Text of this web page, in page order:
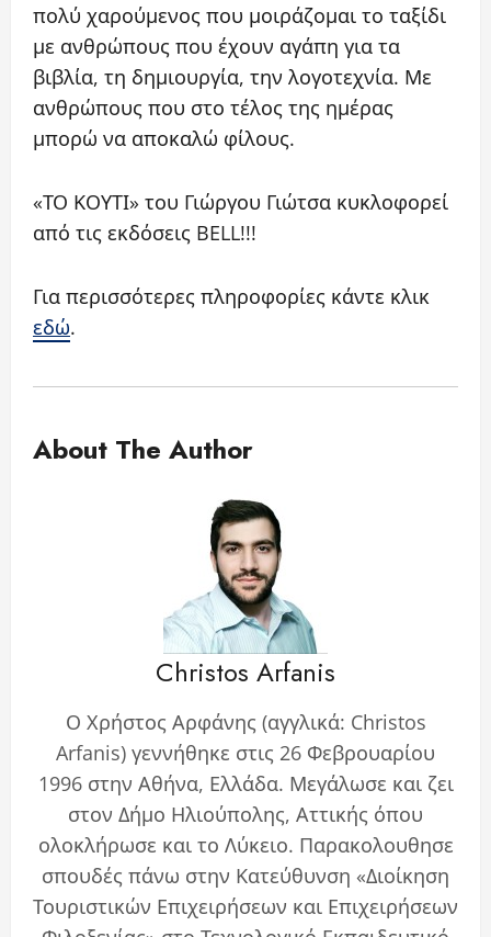
πολύ χαρούμενος που μοιράζομαι το ταξίδι
με ανθρώπους που έχουν αγάπη για τα
βιβλία, τη δημιουργία, την λογοτεχνία. Με
ανθρώπους που στο τέλος της ημέρας
μπορώ να αποκαλώ φίλους.
«ΤΟ ΚΟΥΤΙ» του Γιώργου Γιώτσα κυκλοφορεί
από τις εκδόσεις BELL!!!
Για περισσότερες πληροφορίες κάντε κλικ
εδώ.
About The Author
Christos Arfanis
Ο Χρήστος Αρφάνης (αγγλικά: Christos
Arfanis) γεννήθηκε στις 26 Φεβρουαρίου
1996 στην Αθήνα, Ελλάδα. Μεγάλωσε και ζει
στον Δήμο Ηλιούπολης, Αττικής όπου
ολοκλήρωσε και το Λύκειο. Παρακολουθησε
σπουδές πάνω στην Κατεύθυνση «Διοίκηση
Τουριστικών Επιχειρήσεων και Επιχειρήσεων